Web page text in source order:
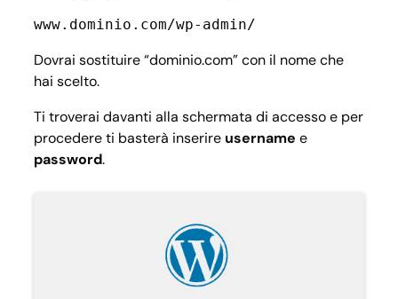
www.dominio.com/wp-admin/
Dovrai sostituire “dominio.com” con il nome che
hai scelto.
Ti troverai davanti alla schermata di accesso e per
procedere ti basterà inserire username e
password.